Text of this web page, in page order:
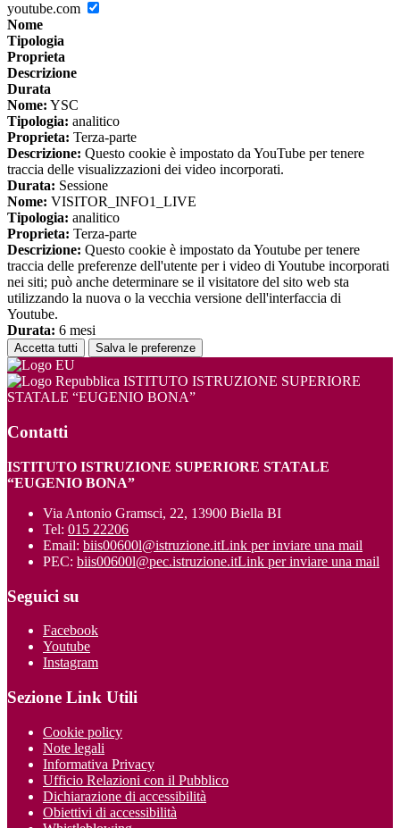
youtube.com
Nome
Tipologia
Proprieta
Descrizione
Durata
Nome: YSC
Tipologia: analitico
Proprieta: Terza-parte
Descrizione: Questo cookie è impostato da YouTube per tenere
traccia delle visualizzazioni dei video incorporati.
Durata: Sessione
Nome: VISITOR_INFO1_LIVE
Tipologia: analitico
Proprieta: Terza-parte
Descrizione: Questo cookie è impostato da Youtube per tenere
traccia delle preferenze dell'utente per i video di Youtube incorporati
nei siti; può anche determinare se il visitatore del sito web sta
utilizzando la nuova o la vecchia versione dell'interfaccia di
Youtube.
Durata: 6 mesi
Accetta tutti Salva le preferenze
ISTITUTO ISTRUZIONE SUPERIORE
STATALE “EUGENIO BONA”
Contatti
ISTITUTO ISTRUZIONE SUPERIORE STATALE
“EUGENIO BONA”
Via Antonio Gramsci, 22, 13900 Biella BI
Tel: 015 22206
Email: biis00600l@istruzione.itLink per inviare una mail
PEC: biis00600l@pec.istruzione.itLink per inviare una mail
Seguici su
Facebook
Youtube
Instagram
Sezione Link Utili
Cookie policy
Note legali
Informativa Privacy
Ufficio Relazioni con il Pubblico
Dichiarazione di accessibilità
Obiettivi di accessibilità